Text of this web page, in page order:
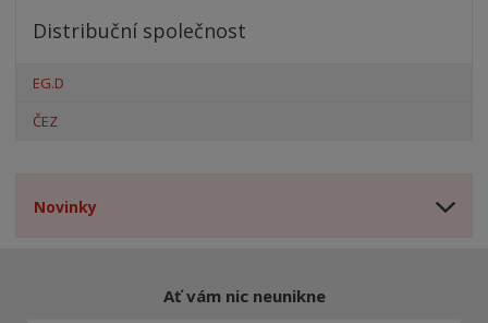
Distribuční společnost
EG.D
ČEZ
Novinky
Ať vám nic neunikne